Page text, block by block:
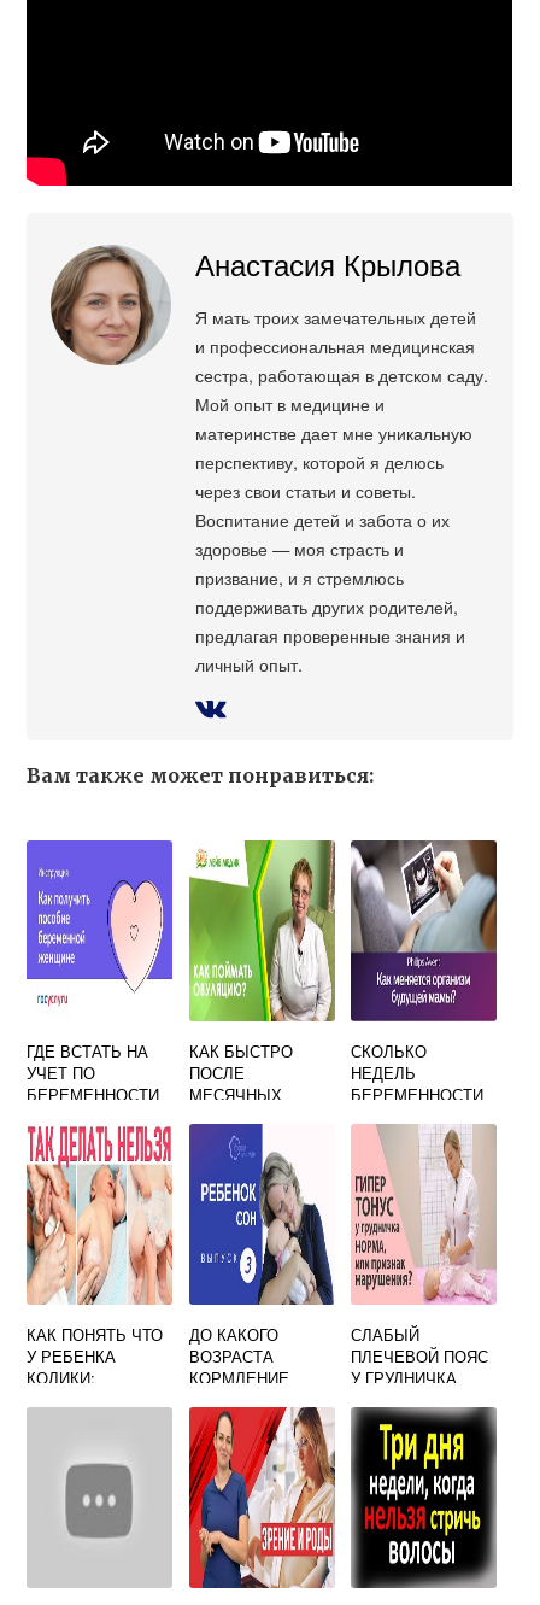
Анастасия Крылова
Я мать троих замечательных детей
и профессиональная медицинская
сестра, работающая в детском саду.
Мой опыт в медицине и
материнстве дает мне уникальную
перспективу, которой я делюсь
через свои статьи и советы.
Воспитание детей и забота о их
здоровье — моя страсть и
призвание, и я стремлюсь
поддерживать других родителей,
предлагая проверенные знания и
личный опыт.
Вам также может понравиться:
ГДЕ ВСТАТЬ НА
УЧЕТ ПО
БЕРЕМЕННОСТИ
КАК БЫСТРО
ПОСЛЕ
МЕСЯЧНЫХ
СКОЛЬКО
НЕДЕЛЬ
БЕРЕМЕННОСТИ
КАК ПОНЯТЬ ЧТО
У РЕБЕНКА
КОЛИКИ:
НОВОРОЖДЕННО
ДО КАКОГО
ВОЗРАСТА
КОРМЛЕНИЕ
СЛАБЫЙ
ПЛЕЧЕВОЙ ПОЯС
У ГРУДНИЧКА